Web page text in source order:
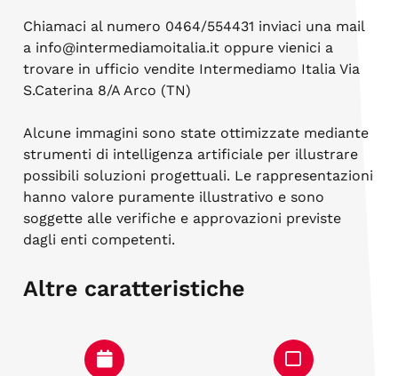
Chiamaci al numero 0464/554431 inviaci una mail
a info@intermediamoitalia.it oppure vienici a
trovare in ufficio vendite Intermediamo Italia Via
S.Caterina 8/A Arco (TN)
Alcune immagini sono state ottimizzate mediante
strumenti di intelligenza artificiale per illustrare
possibili soluzioni progettuali. Le rappresentazioni
hanno valore puramente illustrativo e sono
soggette alle verifiche e approvazioni previste
dagli enti competenti.
Altre caratteristiche